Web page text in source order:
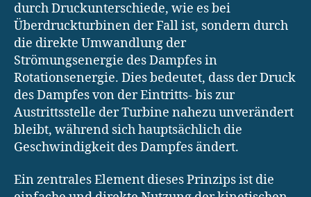
durch Druckunterschiede, wie es bei
Überdruckturbinen der Fall ist, sondern durch
die direkte Umwandlung der
Strömungsenergie des Dampfes in
Rotationsenergie. Dies bedeutet, dass der Druck
des Dampfes von der Eintritts- bis zur
Austrittsstelle der Turbine nahezu unverändert
bleibt, während sich hauptsächlich die
Geschwindigkeit des Dampfes ändert.
Ein zentrales Element dieses Prinzips ist die